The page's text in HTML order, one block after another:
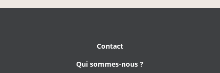
Contact
Qui sommes-nous ?